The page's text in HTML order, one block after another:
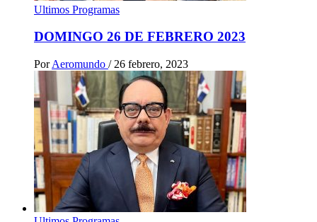
Ultimos Programas
DOMINGO 26 DE FEBRERO 2023
Por Aeromundo / 26 febrero, 2023